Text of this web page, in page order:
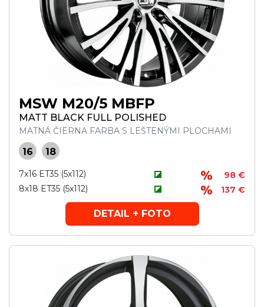
MSW M20/5 MBFP
MATT BLACK FULL POLISHED
MATNÁ ČIERNA FARBA S LEŠTENÝMI PLOCHAMI
16 18
7x16 ET35 (5x112)
98 €
8x18 ET35 (5x112)
137 €
DETAIL + FOTO